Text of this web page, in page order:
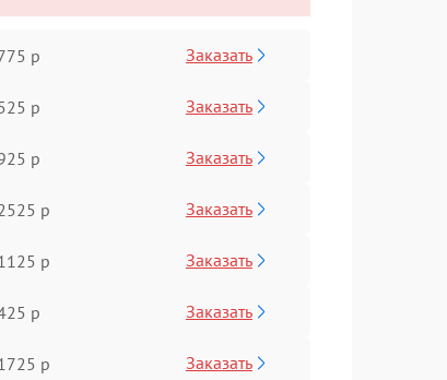
р Заказать
р Заказать
р Заказать
р Заказать
р Заказать
р Заказать
р Заказать